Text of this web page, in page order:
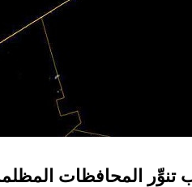
تنوِّر المحافظات